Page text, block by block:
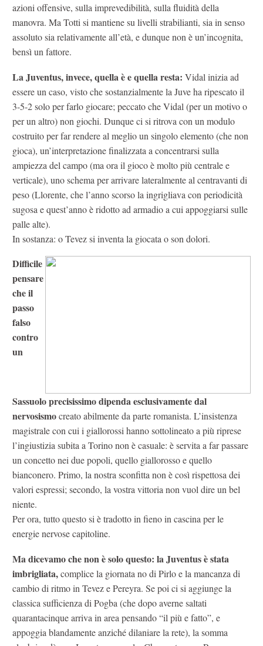
azioni offensive, sulla imprevedibilità, sulla fluidità della
manovra. Ma Totti si mantiene su livelli strabilianti, sia in senso
assoluto sia relativamente all’età, e dunque non è un’incognita,
bensì un fattore.
La Juventus, invece, quella è e quella resta: Vidal inizia ad
essere un caso, visto che sostanzialmente la Juve ha ripescato il
3-5-2 solo per farlo giocare; peccato che Vidal (per un motivo o
per un altro) non giochi. Dunque ci si ritrova con un modulo
costruito per far rendere al meglio un singolo elemento (che non
gioca), un’interpretazione finalizzata a concentrarsi sulla
ampiezza del campo (ma ora il gioco è molto più centrale e
verticale), uno schema per arrivare lateralmente al centravanti di
peso (Llorente, che l’anno scorso la ingrigliava con periodicità
sugosa e quest’anno è ridotto ad armadio a cui appoggiarsi sulle
palle alte).
In sostanza: o Tevez si inventa la giocata o son dolori.
Difficile
pensare
che il
passo
falso
contro
un
Sassuolo precisissimo dipenda esclusivamente dal
nervosismocreato abilmente da parte romanista. L’insistenza
magistrale con cui i giallorossi hanno sottolineato a più riprese
l’ingiustizia subita a Torino non è casuale: è servita a far passare
un concetto nei due popoli, quello giallorosso e quello
bianconero. Primo, la nostra sconfitta non è così rispettosa dei
valori espressi; secondo, la vostra vittoria non vuol dire un bel
niente.
Per ora, tutto questo si è tradotto in fieno in cascina per le
energie nervose capitoline.
Ma dicevamo che non è solo questo: la Juventus è stata
imbrigliata,complice la giornata no di Pirlo e la mancanza di
cambio di ritmo in Tevez e Pereyra. Se poi ci si aggiunge la
classica sufficienza di Pogba (che dopo averne saltati
quarantacinque arriva in area pensando “il più e fatto”, e
appoggia blandamente anziché dilaniare la rete), la somma